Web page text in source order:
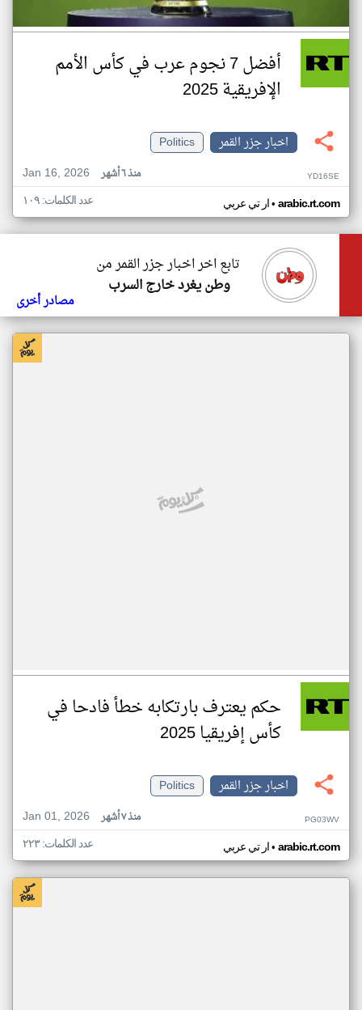
أفضل 7 نجوم عرب في كأس الأمم
الإفريقية 2025
اخبار جزر القمر
Politics
Jan 16, 2026
منذ ٦ أشهر YD16SE
ار تي عربي• arabic.rt.com عدد الكلمات: ١٠٩
تابع اخر اخبار جزر القمر من
وطن يغرد خارج السرب
مصادر أخرى
حكم يعترف بارتكابه خطأ فادحا في
كأس إفريقيا 2025
اخبار جزر القمر
Politics
Jan 01, 2026
منذ ٧ أشهر PG03WV
ار تي عربي• arabic.rt.com عدد الكلمات: ٢٢٣